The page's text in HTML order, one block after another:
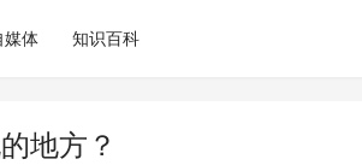
媒体 知识百科
地方？